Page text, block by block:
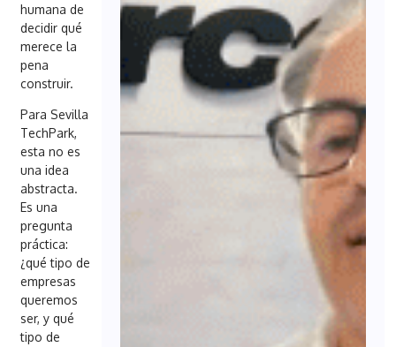
humana de
decidir qué
merece la
pena
construir.
Para Sevilla
TechPark,
esta no es
una idea
abstracta.
Es una
pregunta
práctica:
¿qué tipo de
empresas
queremos
ser, y qué
tipo de